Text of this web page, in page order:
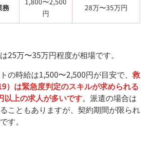
務
円
28万〜35万円
25万〜35万円程度が相場です。
の時給は1,500〜2,500円が目安で、救
）は緊急度判定のスキルが求められる
以上の求人が多いです。派遣の場合は
こともありますが、契約期間が限られ
す。